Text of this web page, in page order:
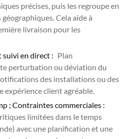
précises, puis les regroupe en
Cela aide à
livraison pour les
en direct : Plan
perturbation ou déviation du
des installations ou des
expérience client agréable.
; Contraintes commerciales :
limitées dans le temps
avec une planification et une